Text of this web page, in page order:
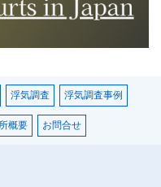
浮気調査 浮気調査事例
概要 お問合せ